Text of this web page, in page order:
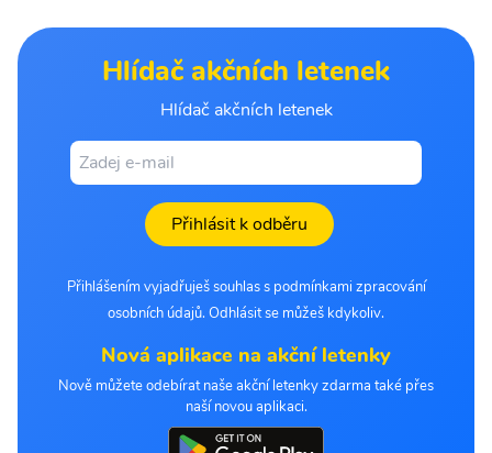
Hlídač akčních letenek
Hlídač akčních letenek
Přihlásit k odběru
Přihlášením vyjadřuješ souhlas s podmínkami zpracování
osobních údajů. Odhlásit se můžeš kdykoliv.
Nová aplikace na akční letenky
Nově můžete odebírat naše akční letenky zdarma také přes
naší novou aplikaci.